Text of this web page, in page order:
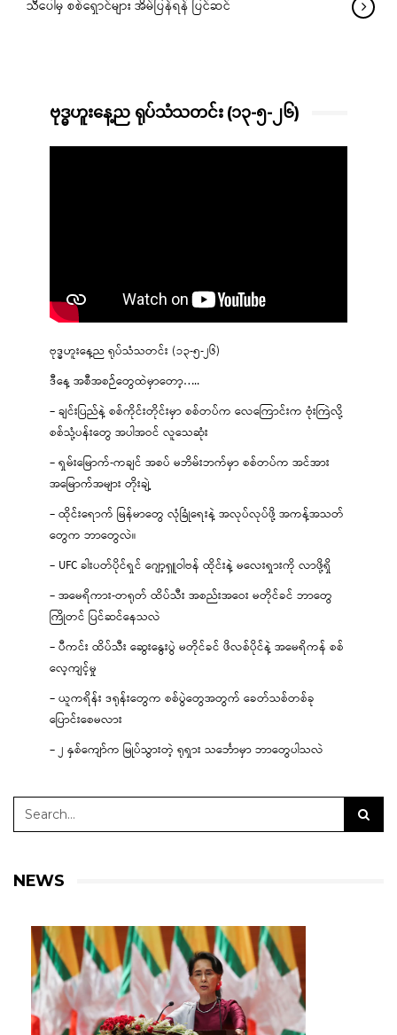
သီပေါမှ စစ်ရှောင်များ အိမ်ပြန်ရန် ပြင်ဆင်
ဗုဒ္ဓဟူးနေ့ည ရုပ်သံသတင်း (၁၃-၅-၂၆)
ဗုဒ္ဓဟူးနေ့ည ရုပ်သံသတင်း (၁၃-၅-၂၆)
ဒီနေ့ အစီအစဉ်တွေထဲမှာတော့…..
– ချင်းပြည်နဲ့ စစ်ကိုင်းတိုင်းမှာ စစ်တပ်က လေကြောင်းက ဗုံးကြဲလို့
စစ်သုံ့ပန်းတွေ အပါအဝင် လူသေဆုံး
– ရှမ်းမြောက်-ကချင် အစပ် မဘိမ်းဘက်မှာ စစ်တပ်က အင်အား
အမြောက်အများ တိုးချဲ့
– ထိုင်းရောက် မြန်မာတွေ လုံခြုံရေးနဲ့ အလုပ်လုပ်ဖို့ အကန့်အသတ်
တွေက ဘာတွေလဲ။
– UFC ခါးပတ်ပိုင်ရှင် ဂျော့ရှူဝါဗန် ထိုင်းနဲ့ မလေးရှားကို လာဖို့ရှိ
– အမေရိကား-တရုတ် ထိပ်သီး အစည်းအဝေး မတိုင်ခင် ဘာတွေ
ကြိုတင် ပြင်ဆင်နေသလဲ
– ပီကင်း ထိပ်သီး ဆွေးနွေးပွဲ မတိုင်ခင် ဖိလစ်ပိုင်နဲ့ အမေရိကန် စစ်
လေ့ကျင့်မှု
– ယူကရိန်း ဒရုန်းတွေက စစ်ပွဲတွေအတွက် ခေတ်သစ်တစ်ခု
ပြောင်းစေမလား
– ၂ နှစ်ကျော်က မြုပ်သွားတဲ့ ရုရှား သင်္ဘောမှာ ဘာတွေပါသလဲ
NEWS